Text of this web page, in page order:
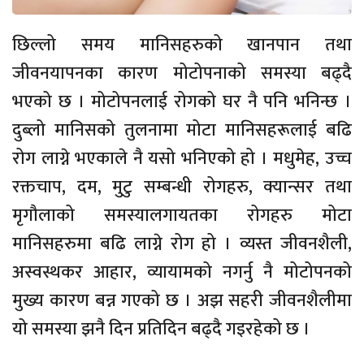
छिल्लो समय मानिसहरुको खानपान तथा
जीवनयापनका कारण मोटोपनाको समस्या बढ्दै
भएको छ । मोटोपनलाई रोगको घर नै पनि भनिन्छ ।
दुब्लो मानिसको तुलनामा मोटा मानिसहरूलाई बढि
रोग लाग्ने भएकाले नै यसो भनिएको हो । मधुमेह, उच्च
रक्तचाप, दम, मुटु सम्बन्धी रोगहरु, क्यान्सर तथा
मृगौलाको समस्यालगायतका रोगहरु मोटा
मानिसहरुमा बढि लाग्ने रोग हो । व्यस्त जीवनशैली,
अस्वस्थकर आहार, व्यायामको नगर्नु नै मोटोपनको
मुख्य कारण बन्न गएको छ । अझ सहरी जीवनशैलीमा
यो समस्या झनै दिन प्रतिदिन बढ्दै गइरहेको छ ।